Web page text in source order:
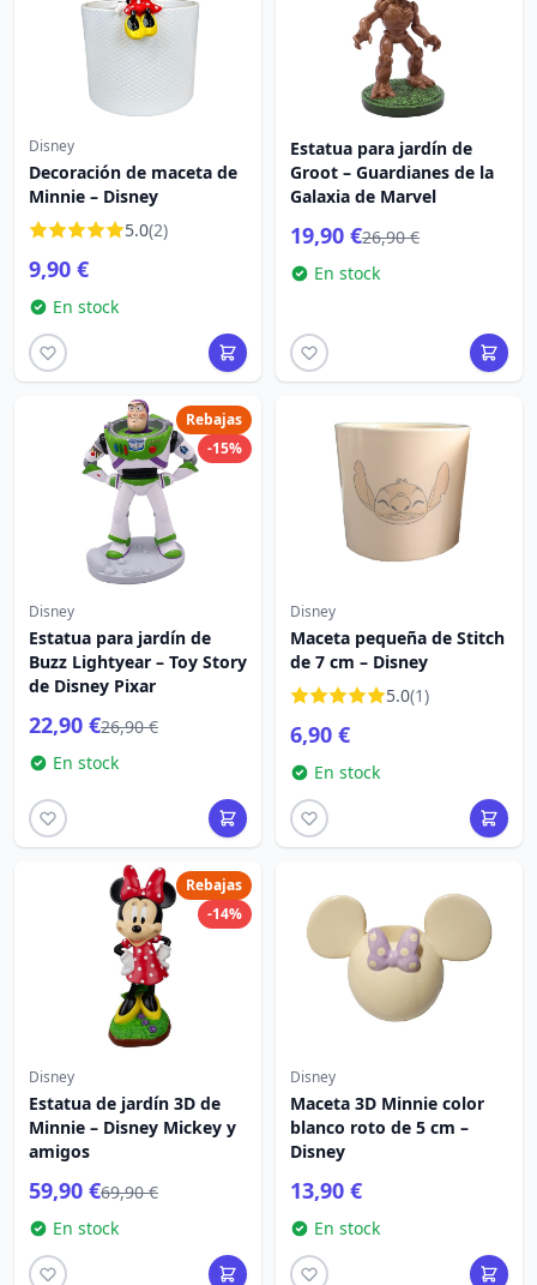
Disney
Decoración de maceta de
Minnie – Disney
5.0(2)
9,90 €
En stock
Estatua para jardín de
Groot – Guardianes de la
Galaxia de Marvel
19,90 €26,90 €
En stock
Rebajas
-15%
Disney
Estatua para jardín de
Buzz Lightyear – Toy Story
de Disney Pixar
22,90 €26,90 €
En stock
Disney
Maceta pequeña de Stitch
de 7 cm – Disney
5.0(1)
6,90 €
En stock
Rebajas
-14%
Disney
Estatua de jardín 3D de
Minnie – Disney Mickey y
amigos
59,90 €69,90 €
En stock
Disney
Maceta 3D Minnie color
blanco roto de 5 cm –
Disney
13,90 €
En stock